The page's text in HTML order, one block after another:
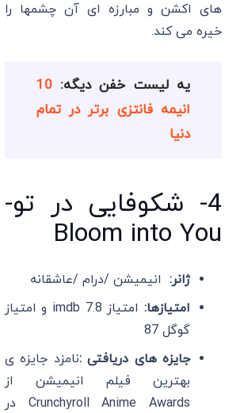
های اکشن و مبارزه ای آن چشمها را
خیره می کند.
یه لیست خفن دیگه: 10
انیمه فانتزی برتر در تمام
دنیا
4- شکوفایی در تو-
Bloom into You
ژانر: انیمیشن /درام /عاشقانه
امتیازها:
امتیاز imdb 7.8 و امتیاز
گوگل 87
جایزه های دریافتی :نامزد جایزه ی
بهترین فیلم انیمیشن از
Crunchyroll Anime Awards در